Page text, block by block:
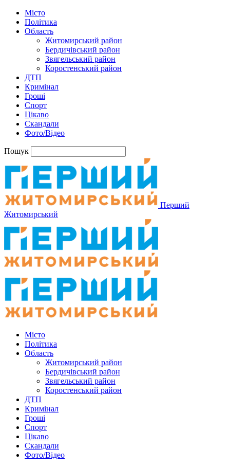
Місто
Політика
Область
Житомирський район
Бердичівський район
Звягельський район
Коростенський район
ДТП
Кримінал
Гроші
Спорт
Цікаво
Скандали
Фото/Відео
Пошук
Перший
Житомирський
Місто
Політика
Область
Житомирський район
Бердичівський район
Звягельський район
Коростенський район
ДТП
Кримінал
Гроші
Спорт
Цікаво
Скандали
Фото/Відео